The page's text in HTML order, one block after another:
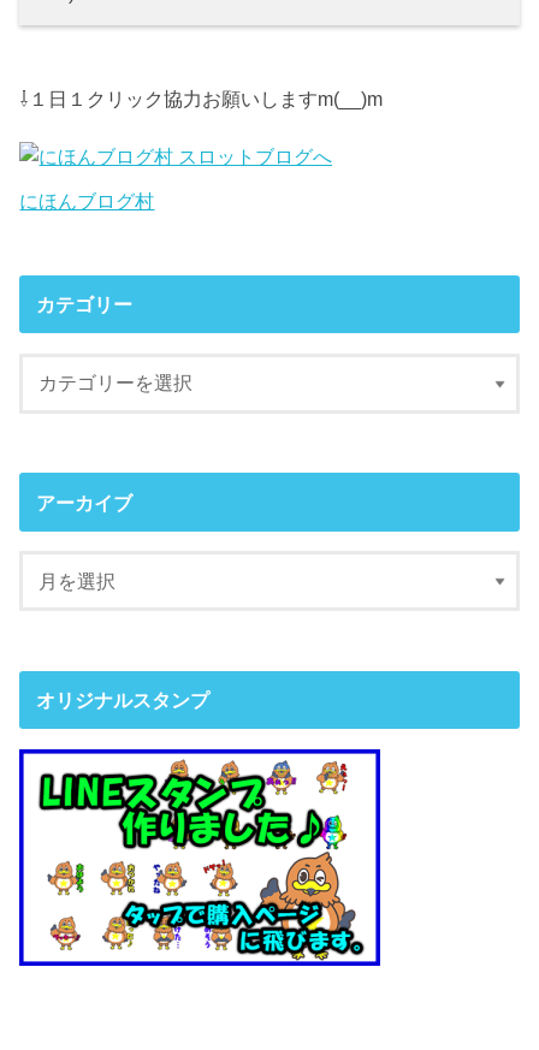
⇩１日１クリック協力お願いしますm(__)m
にほんブログ村
カテゴリー
アーカイブ
オリジナルスタンプ